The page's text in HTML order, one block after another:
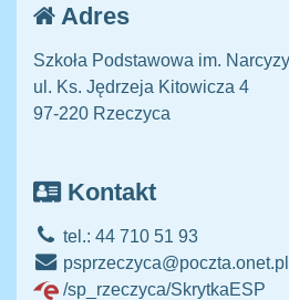
Adres
Szkoła Podstawowa im.
ul. Ks. Jędrzeja Kitowicza 4
97-220 Rzeczyca
Kontakt
tel.: 44 710 51 93
psprzeczyca@poczta.onet.pl
/sp_rzeczyca/SkrytkaESP